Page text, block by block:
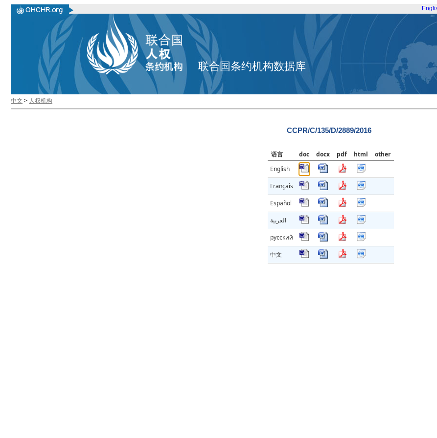
联合国条约机构数据库
中文 > 人权机构
CCPR/C/135/D/2889/2016
语言 doc docx pdf html
other
English
Français
Español
العربية
русский
中文